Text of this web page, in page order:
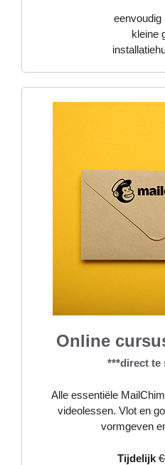
eenvoudig
kleine
Online
***direct te
Alle essentiële
videolessen. Vlot en
vormgeven
Tijdelijk